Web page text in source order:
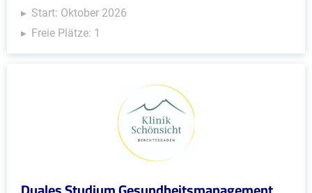
Start: Oktober 2026
Freie Plätze: 1